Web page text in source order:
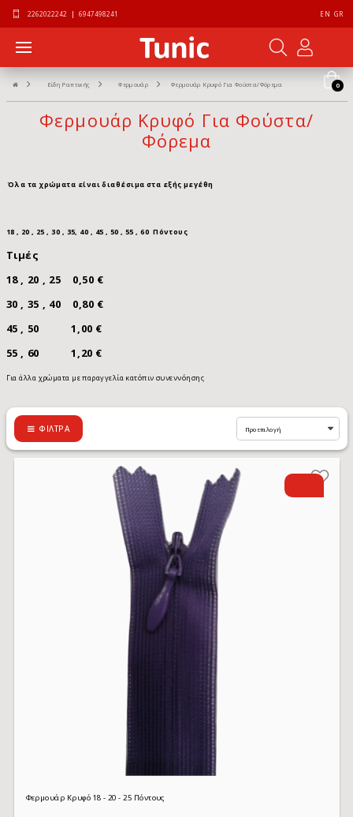
2262022242 | 6947498241 EN GR
0
Είδη Ραπτικής Φερμουάρ Φερμουάρ Κρυφό Για Φούστα/Φόρεμα
Φερμουάρ Κρυφό Για Φούστα/
Φόρεμα
Όλα τα χρώματα είναι διαθέσιμα στα εξής μεγέθη
18 , 20 , 25 , 30 , 35, 40 , 45 , 50 , 55 , 60 Πόντους
Τιμές
18 , 20 , 25 0,50 €
30 , 35 , 40 0,80 €
45 , 50 1,00 €
55 , 60 1,20 €
Για άλλα χρώματα με παραγγελία κατόπιν συνεννόησης
ΦΊΛΤΡΑ
Φερμουάρ Κρυφό 18 - 20 - 25 Πόντους